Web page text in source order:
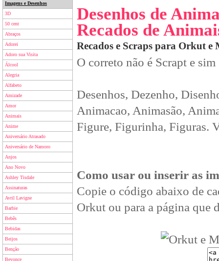
Imagens e Desenhos
3D
50 cent
Abraços
Adorei
Adoro sua Visita
Álcool
Alegria
Alfabeto
Amizade
Amor
Animais
Anime
Aniversário Atrasado
Aniversário de Namoro
Anjos
Ano Novo
Ashley Tisdale
Assinaturas
Avril Lavigne
Barbie
Bebês
Bebidas
Beijos
Benção
Beyonce
Desenhos de
Recados de
Recados e Scraps para Orkut e
O correto não é Scrapt e
Desenhos, Dezenho,
Animacao, Animasão,
Figure, Figurinha, Figuras.
Como usar ou inserir as
Copie o código abaixo de
Orkut ou para a página que